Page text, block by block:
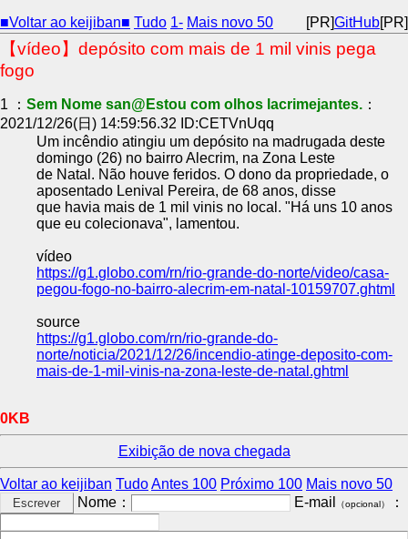
■Voltar ao keijiban■ Tudo 1- Mais novo 50 [PR]GitHub[PR]
【vídeo】depósito com mais de 1 mil vinis pega
fogo
1 ： Sem Nome san@Estou com olhos lacrimejantes. ：
2021/12/26(日) 14:59:56.32 ID:CETVnUqq
Um incêndio atingiu um depósito na madrugada deste
domingo (26) no bairro Alecrim, na Zona Leste
de Natal. Não houve feridos. O dono da propriedade, o
aposentado Lenival Pereira, de 68 anos, disse
que havia mais de 1 mil vinis no local. "Há uns 10 anos
que eu colecionava", lamentou.
vídeo
https://g1.globo.com/rn/rio-grande-do-norte/video/casa-
pegou-fogo-no-bairro-alecrim-em-natal-10159707.ghtml
source
https://g1.globo.com/rn/rio-grande-do-
norte/noticia/2021/12/26/incendio-atinge-deposito-com-
mais-de-1-mil-vinis-na-zona-leste-de-natal.ghtml
0KB
Exibição de nova chegada
Voltar ao keijiban TudoAntes 100 Próximo 100 Mais novo 50
Nome：
E-mail （opcional） ：